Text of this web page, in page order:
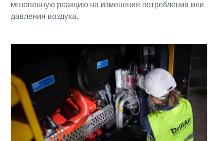
мгновенную реакцию на изменения потребления или
давления воздуха.